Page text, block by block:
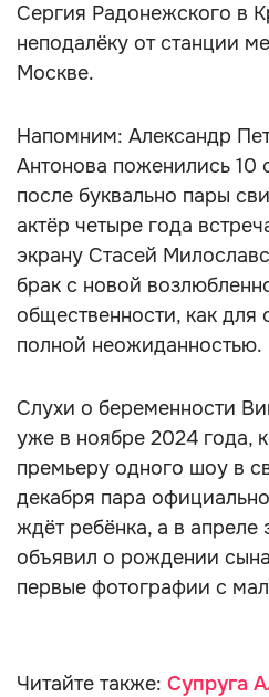
Сергия Радонежского в
неподалёку от станции
Москве.
Напомним: Александр
Антонова поженились 10
после буквально пары
актёр четыре года
экрану Стасей
брак с новой
общественности, как для
полной неожиданностью.
Слухи о беременности
уже в ноябре 2024 года,
премьеру одного шоу в
декабря пара
ждёт ребёнка, а в апреле
объявил о рождении
первые фотографии с
Читайте также: Супруга